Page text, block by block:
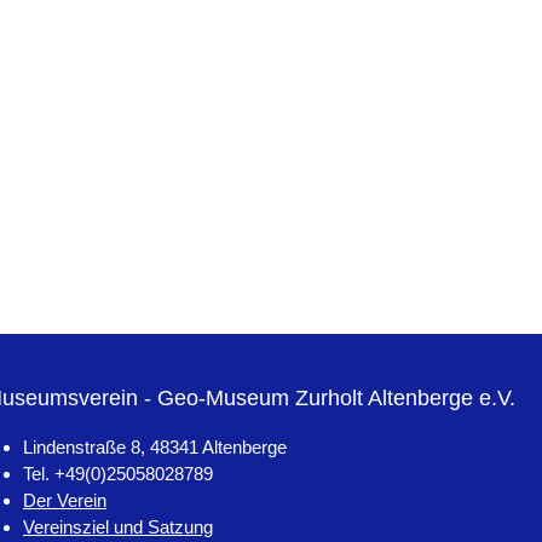
- Geo-Museum Zurholt Altenberge e.V.
Lindenstraße 8, 48341 Altenberge
Tel. +49(0)25058028789
Der Verein
Vereinsziel und Satzung